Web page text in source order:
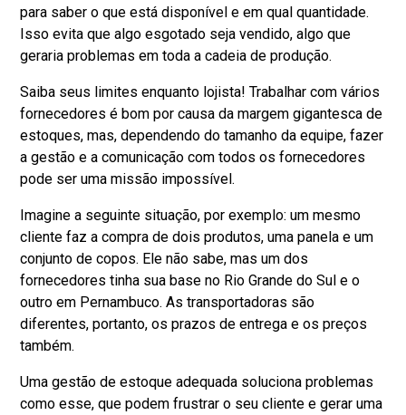
para saber o que está disponível e em qual quantidade.
Isso evita que algo esgotado seja vendido, algo que
geraria problemas em toda a cadeia de produção.
Saiba seus limites enquanto lojista! Trabalhar com vários
fornecedores é bom por causa da margem gigantesca de
estoques, mas, dependendo do tamanho da equipe, fazer
a gestão e a comunicação com todos os fornecedores
pode ser uma missão impossível.
Imagine a seguinte situação, por exemplo: um mesmo
cliente faz a compra de dois produtos, uma panela e um
conjunto de copos. Ele não sabe, mas um dos
fornecedores tinha sua base no Rio Grande do Sul e o
outro em Pernambuco. As transportadoras são
diferentes, portanto, os prazos de entrega e os preços
também.
Uma gestão de estoque adequada soluciona problemas
como esse, que podem frustrar o seu cliente e gerar uma